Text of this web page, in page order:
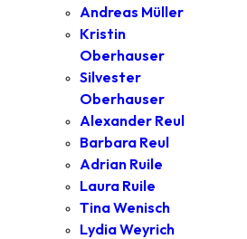
Andreas Müller
Kristin
Oberhauser
Silvester
Oberhauser
Alexander Reul
Barbara Reul
Adrian Ruile
Laura Ruile
Tina Wenisch
Lydia Weyrich